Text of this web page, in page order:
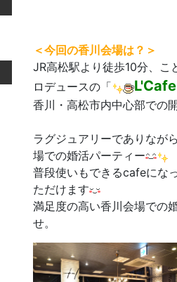
＜今回の香川 会場は？＞
JR高松駅より徒歩10分、こ
ロデュースの「
L'Cafe
香川・高松市内中心部での
ラグジュアリーでありなが
場での婚活パーティー
普段使いもできるcafeにな
ただけます
満足度の高い香川会場での
せ。